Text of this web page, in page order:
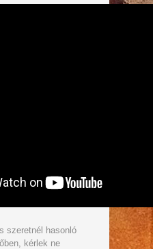
szeretnél hasonló
kérlek ne